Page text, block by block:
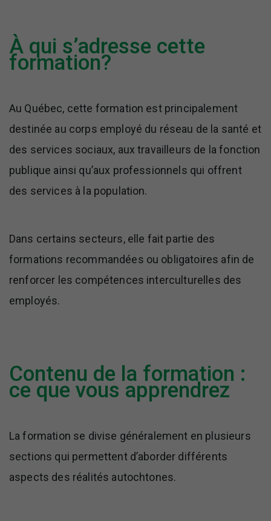
À qui s’adresse cette
formation?
Au Québec, cette formation est principalement
destinée au corps employé du réseau de la santé et
des services sociaux, aux travailleurs de la fonction
publique ainsi qu’aux professionnels qui offrent
des services à la population.
Dans certains secteurs, elle fait partie des
formations recommandées ou obligatoires afin de
renforcer les compétences interculturelles des
employés.
Contenu de la formation :
ce que vous apprendrez
La formation se divise généralement en plusieurs
sections qui permettent d’aborder différents
aspects des réalités autochtones.